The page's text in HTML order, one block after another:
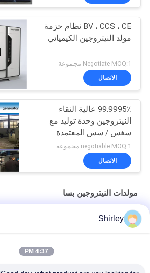
BV ، CCS ، CE نظام حزمة
مولد النيتروجين الكيميائي
Negotiate MOQ:1 مجموعة
الاتصال
99.9995٪ عالية النقاء
النيتروجين وحدة توليد مع
سغس / سس المعتمدة
negotiable MOQ:1 مجموعة
الاتصال
مولدات النيتروجين بسا
النقاء وتوفير 90% من التكاليف
Shirley
4:37 PM